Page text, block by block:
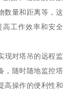
数量和距离等，这
工作效率和安全
现对塔吊的远程监
，随时随地监控塔
高操作的便利性和